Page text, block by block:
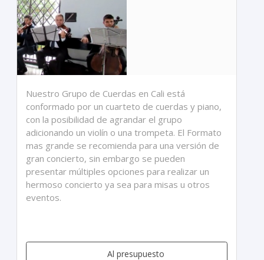
Nuestro Grupo de Cuerdas en Cali está
conformado por un cuarteto de cuerdas y piano,
con la posibilidad de agrandar el grupo
adicionando un violín o una trompeta. El Formato
mas grande se recomienda para una versión de
gran concierto, sin embargo se pueden
presentar múltiples opciones para realizar un
hermoso concierto ya sea para misas u otros
eventos.
Al presupuesto